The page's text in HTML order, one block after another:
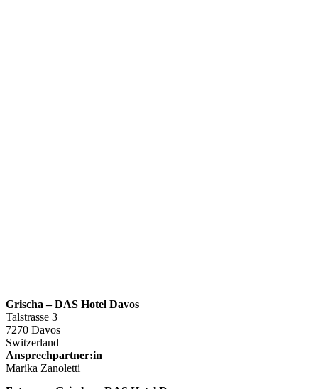
Grischa – DAS Hotel Davos
Talstrasse 3
7270 Davos
Switzerland
Ansprechpartner:in
Marika Zanoletti